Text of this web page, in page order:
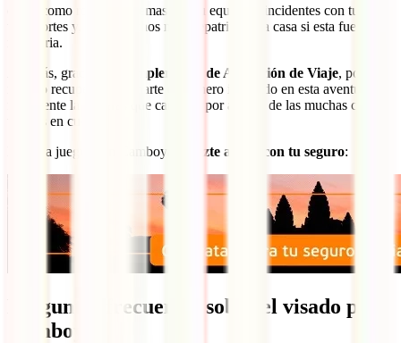
casos como robo, problemas con tu equipaje, incidentes con tus
transportes y, entre muchos más, repatriación a casa si esta fuera
necesaria.
Además, gracias al
Complemento de Anulación de Viaje, podrás
incluso recuperar gran parte del dinero invertido en esta aventura si
finalmente la tuvieras que cancelar por alguna de las muchas causas
tenidas en cuenta.
No te la juegues en Camboya y
hazte ahora con tu seguro:
Preguntas frecuentes sobre el visado para
Camboya